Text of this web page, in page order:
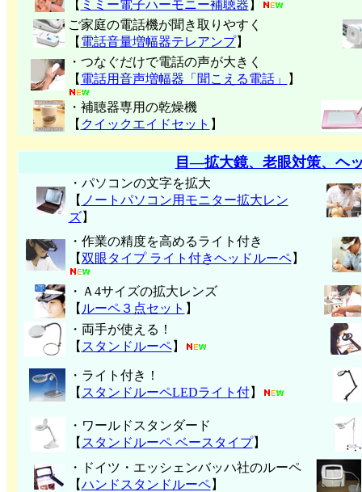
【 ミミー電子ハーモニー補聴器 】
ご家庭の電話機が聞き取りやすく
【 電話音量増幅器テレアンプ】
・つなぐだけで電話の声が大きく
【 電話用音声増幅器「聞こえる電話」 】
・補聴器専用の乾燥機
【 クイックエイドセット 】
目―拡大鏡、老眼対策、ヘ
・パソコンの文字を拡大
【 ノートパソコン用モニター拡大レン
ズ】
・作業の精度を高めるライト付き
【双眼タイプ ライト付きヘッドルーペ】
・Ａ4サイズの拡大レンズ
【 ルーペ３点セット 】
・両手が使える！
【 スタンドルーペ】
・ライト付き！
【 スタンドルーペLEDライト付】
・ワールドスタンダード
【 スタンドルーペ ベースタイプ】
・ドイツ・エッシェンバッハ社のルーペ
【ハンド スタンドルーペ】